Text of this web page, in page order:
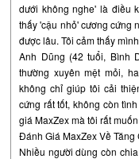
dưới không nghe' là điều
thấy 'cậu nhỏ' cương cứng
được lâu. Tôi cảm thấy
Anh Dũng (42 tuổi, Bình
thường xuyên mệt mỏi,
không chỉ giúp tôi cải
cứng rất tốt, không còn
giá MaxZex mà tôi rất
Đánh Giá MaxZex Về
Nhiều người dùng còn